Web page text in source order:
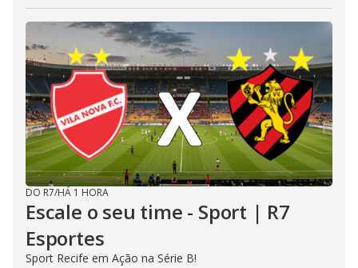
DO R7/HÁ 1 HORA
Escale o seu time - Sport | R7
Esportes
Sport Recife em Ação na Série B!